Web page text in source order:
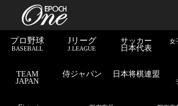
プロ野球
BASEBALL
Jリーグ
J.LEAGUE
サッカー
日本代表
女
TEAM
JAPAN
侍ジャパン 日本将棋連盟